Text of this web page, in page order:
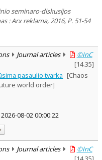
seminaro-diskusijos
: Arx reklama, 2016, P. 51-54
Journal articles
©InC
[14.35]
pasaulio tvarka [Chaos
world order]
2026-08-02 00:00:22
Journal articles
©InC